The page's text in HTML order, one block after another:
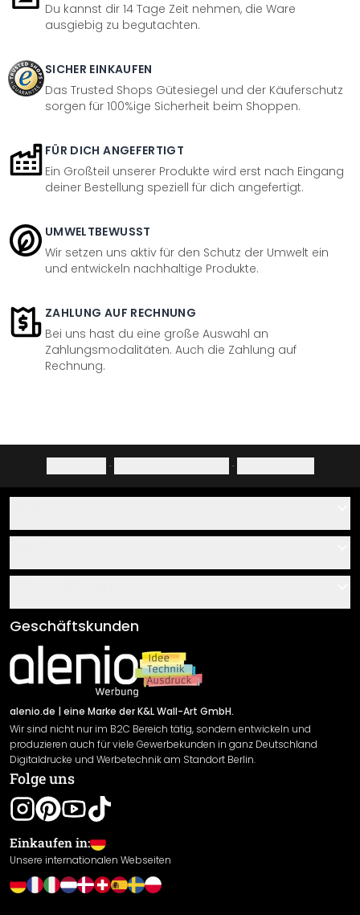
Du kannst dir 14 Tage Zeit nehmen, die Ware
ausgiebig zu begutachten.
SICHER EINKAUFEN
Das Trusted Shops Gütesiegel und der Käuferschutz
sorgen für 100%ige Sicherheit beim Shoppen.
FÜR DICH ANGEFERTIGT
Ein Großteil unserer Produkte wird erst nach Eingang
deiner Bestellung speziell für dich angefertigt.
UMWELTBEWUSST
Wir setzen uns aktiv für den Schutz der Umwelt ein
und entwickeln nachhaltige Produkte.
ZAHLUNG AUF RECHNUNG
Bei uns hast du eine große Auswahl an
Zahlungsmodalitäten. Auch die Zahlung auf
Rechnung.
· ·
Über uns
Klebe- und Montageanleitungen
Newsletter An-/Abmeldung
Sendungsverfolgung
AGB
Impressum
Versand & Zahlung
Rücksendung
Widerrufsrecht
Datenschutzerklärung
Gewährleistung
Leistungserklärung / CE-Zeichen
Cookie Einstellungen
Geschäftskunden
alenio.de | eine Marke der K&L Wall-Art GmbH.
Wir sind nicht nur im B2C Bereich tätig, sondern entwickeln und
produzieren auch für viele Gewerbekunden in ganz Deutschland
Digitaldrucke und Werbetechnik am Standort Berlin.
Folge uns
Einkaufen in:
Unsere internationalen Webseiten